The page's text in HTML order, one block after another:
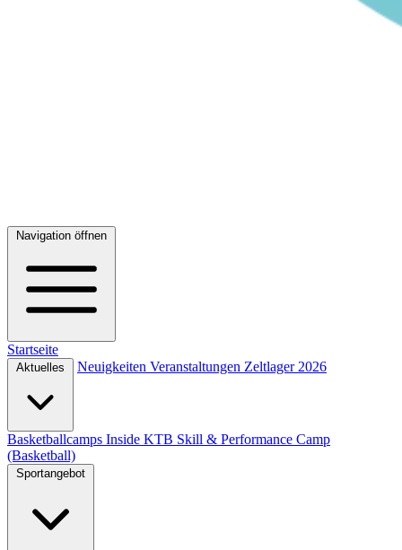
Navigation öffnen
Startseite
Aktuelles Neuigkeiten Veranstaltungen Zeltlager 2026
Basketballcamps Inside KTB Skill & Performance Camp
(Basketball)
Sportangebot